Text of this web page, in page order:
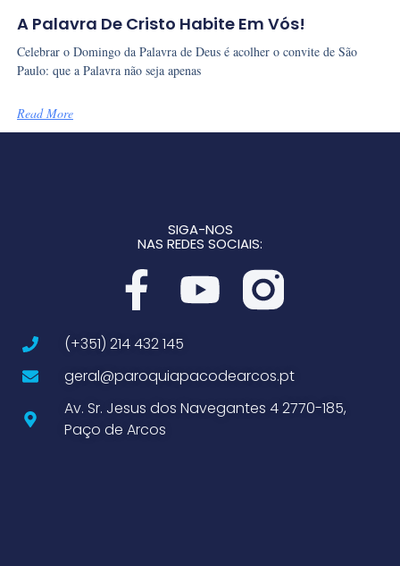
A Palavra De Cristo Habite Em Vós!
Celebrar o Domingo da Palavra de Deus é acolher o convite de São
Paulo: que a Palavra não seja apenas
Read More
SIGA-NOS
NAS REDES SOCIAIS:
(+351) 214 432 145
geral@paroquiapacodearcos.pt
Av. Sr. Jesus dos Navegantes 4 2770-185,
Paço de Arcos